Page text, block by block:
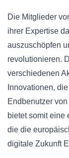
Die Mitglieder
ihrer Expertise
auszuschöpfen
revolutionieren.
verschiedenen
Innovationen,
Endbenutzer
bietet somit eine
die die
digitale Zukunft